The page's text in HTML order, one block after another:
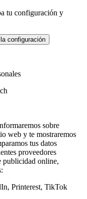
tu configuración y
configuración
sobre
web y te mostraremos
tus datos
proveedores
publicidad online,
Printerest, TikTok